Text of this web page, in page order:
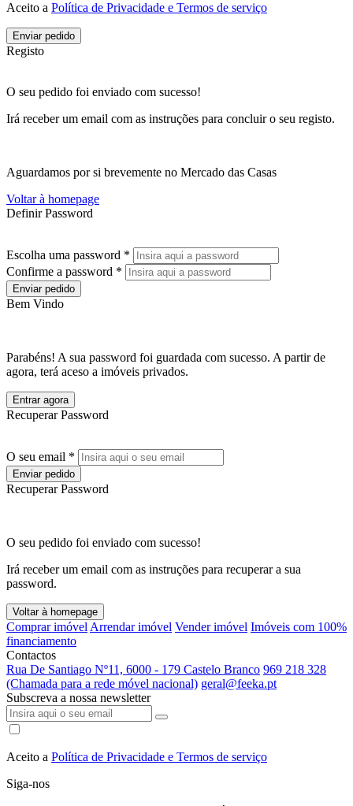
Aceito a Política de Privacidade e Termos de serviço
Enviar pedido
Registo
O seu pedido foi enviado com sucesso!
Irá receber um email com as instruções para concluir o seu registo.
Aguardamos por si brevemente no Mercado das Casas
Voltar à homepage
Definir Password
Escolha uma password *
Confirme a password *
Enviar pedido
Bem Vindo
Parabéns! A sua password foi guardada com sucesso. A partir de
agora, terá aceso a imóveis privados.
Entrar agora
Recuperar Password
O seu email *
Enviar pedido
Recuperar Password
O seu pedido foi enviado com sucesso!
Irá receber um email com as instruções para recuperar a sua
password.
Voltar à homepage
Comprar imóvel Arrendar imóvel Vender imóvel Imóveis com 100%
financiamento
Contactos
Rua De Santiago Nº11, 6000 - 179 Castelo Branco 969 218 328
(Chamada para a rede móvel nacional) geral@feeka.pt
Subscreva a nossa newsletter
Aceito a Política de Privacidade e Termos de serviço
Siga-nos